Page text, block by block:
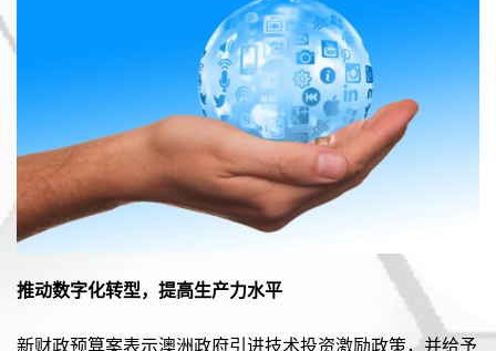
推动数字化转型，提高生产力水平
新财政预算案表示澳洲政府引进技术投资激励政策，并给予